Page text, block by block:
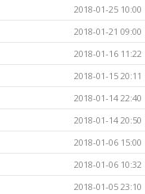
2018-01-25 10:00
2018-01-21 09:00
2018-01-16 11:22
2018-01-15 20:11
2018-01-14 22:40
2018-01-14 20:50
2018-01-06 15:00
2018-01-06 10:32
2018-01-05 23:10